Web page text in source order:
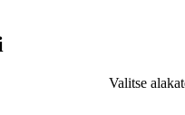
Valitse